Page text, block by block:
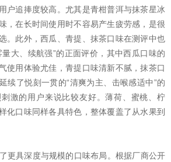
户追捧度较高。尤其是青柑普洱与抹茶星冰
，在长时间使用时不容易产生疲劳感，是很
。此外，西瓜、青提、抹茶口味在测评中也
大、续航强”的正面评价，其中西瓜口味的
使用体验尤佳，青提口味清新不腻，抹茶口
续了悦刻一贯的“清爽为主、击喉感适中”的
激的用户来说比较友好。薄荷、蜜桃、柠
化口味同样各具特色，整体覆盖了从水果到
更具深度与规模的口味布局。根据厂商公开